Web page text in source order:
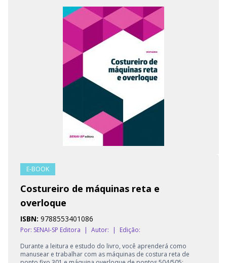
E-BOOK
Costureiro de máquinas reta e
overloque
ISBN: 9788553401086
Por: SENAI-SP Editora | Autor: |
Edição:
Durante a leitura e estudo do livro, você aprenderá como
manusear e trabalhar com as máquinas de costura reta de